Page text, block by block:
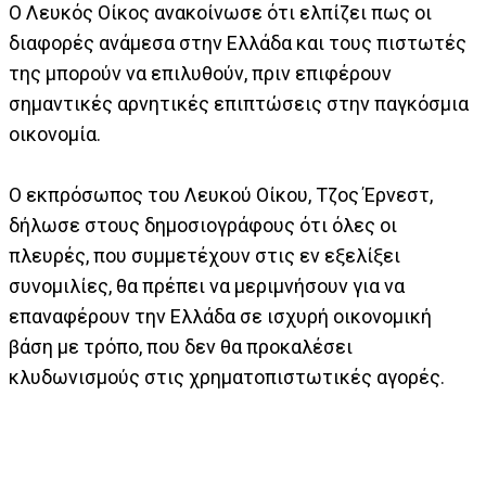
Ο Λευκός Οίκος ανακοίνωσε ότι ελπίζει πως οι
διαφορές ανάμεσα στην Ελλάδα και τους πιστωτές
της μπορούν να επιλυθούν, πριν επιφέρουν
σημαντικές αρνητικές επιπτώσεις στην παγκόσμια
οικονομία.
Ο εκπρόσωπος του Λευκού Οίκου, Τζος Έρνεστ,
δήλωσε στους δημοσιογράφους ότι όλες οι
πλευρές, που συμμετέχουν στις εν εξελίξει
συνομιλίες, θα πρέπει να μεριμνήσουν για να
επαναφέρουν την Ελλάδα σε ισχυρή οικονομική
βάση με τρόπο, που δεν θα προκαλέσει
κλυδωνισμούς στις χρηματοπιστωτικές αγορές.